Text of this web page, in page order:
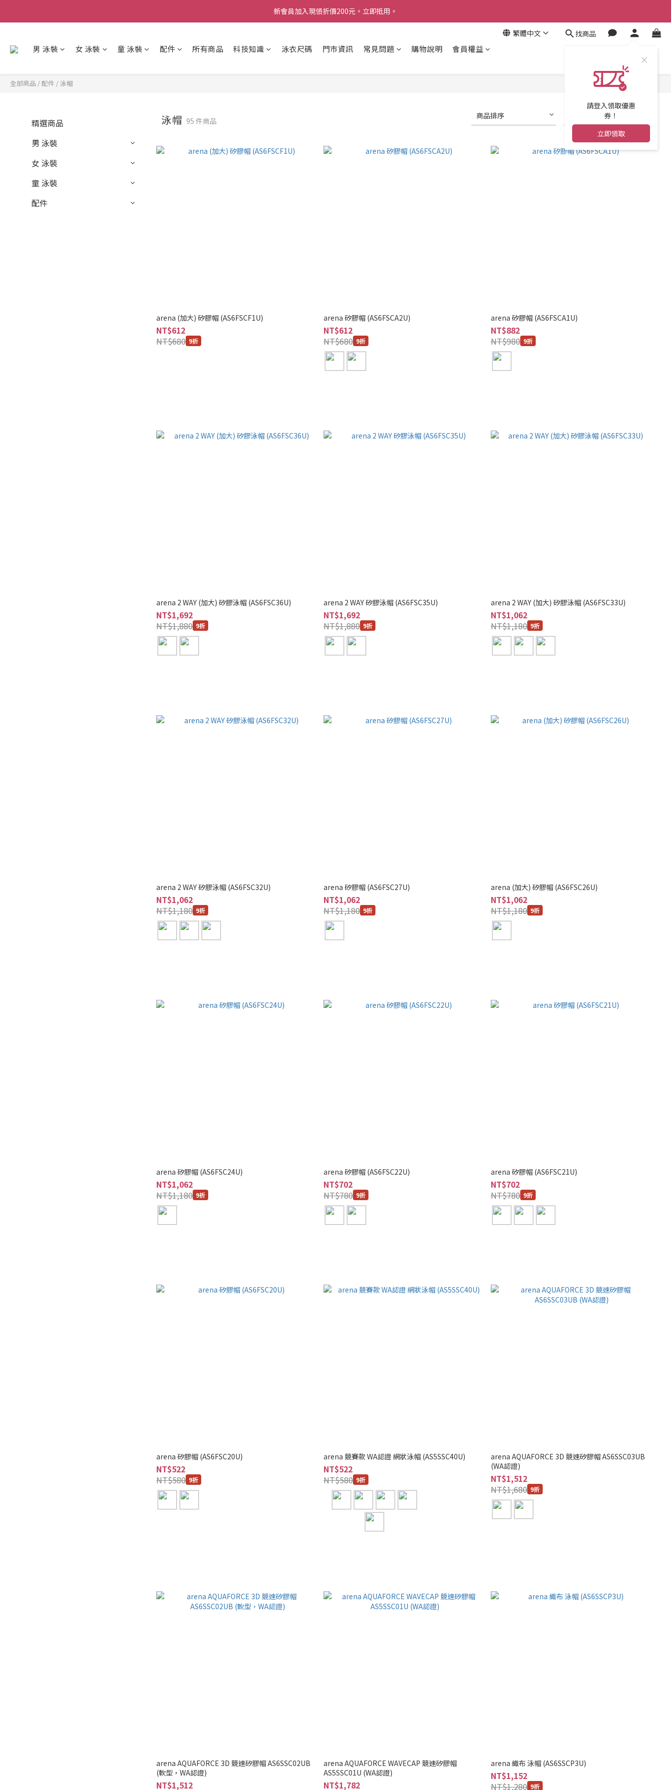
Welcome 台灣官方旗艦館
新會員加入現領折價200元。立即抵用。
繁體中文 找商品
請登入領取優惠
券！
立即領取
男 泳裝 女 泳裝 童 泳裝 配件 所有商品 科技知識 泳衣尺碼 門市資訊 常見問題 購物說明 會員權益
全部商品 /配件 /泳帽
精選商品
男 泳裝
女 泳裝
童 泳裝
配件
泳帽 95 件商品
商品排序 每頁顯示 24 個
arena (加大) 矽膠帽 (AS6FSCF1U)
NT$612
NT$680 9折
arena 矽膠帽 (AS6FSCA2U)
NT$612
NT$680 9折
arena 矽膠帽 (AS6FSCA1U)
NT$882
NT$980 9折
arena 2 WAY (加大) 矽膠泳帽 (AS6FSC36U)
NT$1,692
NT$1,880 9折
arena 2 WAY 矽膠泳帽 (AS6FSC35U)
NT$1,692
NT$1,880 9折
arena 2 WAY (加大) 矽膠泳帽 (AS6FSC33U)
NT$1,062
NT$1,180 9折
arena 2 WAY 矽膠泳帽 (AS6FSC32U)
NT$1,062
NT$1,180 9折
arena 矽膠帽 (AS6FSC27U)
NT$1,062
NT$1,180 9折
arena (加大) 矽膠帽 (AS6FSC26U)
NT$1,062
NT$1,180 9折
arena 矽膠帽 (AS6FSC24U)
NT$1,062
NT$1,180 9折
arena 矽膠帽 (AS6FSC22U)
NT$702
NT$780 9折
arena 矽膠帽 (AS6FSC21U)
NT$702
NT$780 9折
arena 矽膠帽 (AS6FSC20U)
NT$522
NT$580 9折
arena 競賽款 WA認證 網狀泳帽 (AS5SSC40U)
NT$522
NT$580 9折
arena AQUAFORCE 3D 競速矽膠帽 AS6SSC03UB
(WA認證)
NT$1,512
NT$1,680 9折
arena AQUAFORCE 3D 競速矽膠帽 AS6SSC02UB
(軟型，WA認證)
NT$1,512
arena AQUAFORCE WAVECAP 競速矽膠帽
AS5SSC01U (WA認證)
NT$1,782
arena 織布 泳帽 (AS6SSCP3U)
NT$1,152
NT$1,280 9折